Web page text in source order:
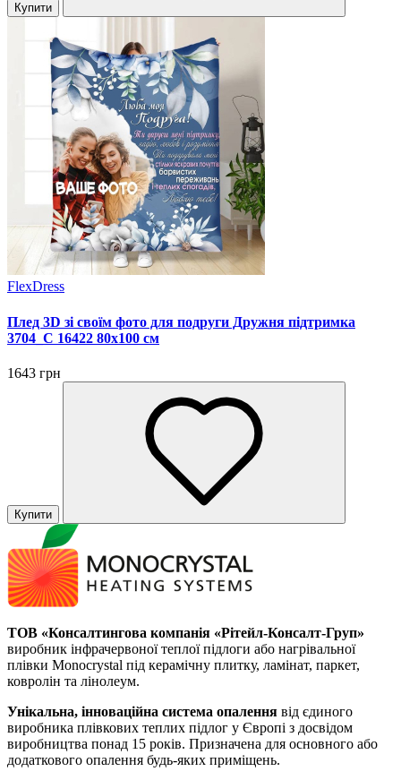
Купити
FlexDress
Плед 3D зі своїм фото для подруги Дружня підтримка
3704_C 16422 80х100 см
1643 грн
Купити
ТОВ «Консалтингова компанія «Рітейл-Консалт-Груп»
виробник інфрачервоної теплої підлоги або нагрівальної
плівки Monocrystal під керамічну плитку, ламінат, паркет,
ковролін та лінолеум.
Унікальна, інноваційна система опалення від єдиного
виробника плівкових теплих підлог у Європі з досвідом
виробництва понад 15 років. Призначена для основного або
додаткового опалення будь-яких приміщень.